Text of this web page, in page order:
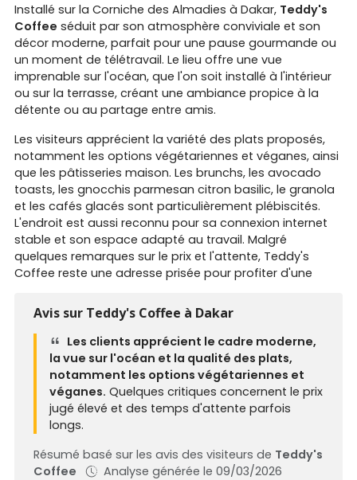
Installé sur la Corniche des Almadies à Dakar, Teddy's
Coffee séduit par son atmosphère conviviale et son
décor moderne, parfait pour une pause gourmande ou
un moment de télétravail. Le lieu offre une vue
imprenable sur l'océan, que l'on soit installé à l'intérieur
ou sur la terrasse, créant une ambiance propice à la
détente ou au partage entre amis.
Les visiteurs apprécient la variété des plats proposés,
notamment les options végétariennes et véganes, ainsi
que les pâtisseries maison. Les brunchs, les avocado
toasts, les gnocchis parmesan citron basilic, le granola
et les cafés glacés sont particulièrement plébiscités.
L'endroit est aussi reconnu pour sa connexion internet
stable et son espace adapté au travail. Malgré
quelques remarques sur le prix et l'attente, Teddy's
Coffee reste une adresse prisée pour profiter d'une
Avis sur Teddy's Coffee à Dakar
Les clients apprécient le cadre moderne,
la vue sur l'océan et la qualité des plats,
notamment les options végétariennes et
véganes. Quelques critiques concernent le prix
jugé élevé et des temps d'attente parfois
longs.
Résumé basé sur les avis des visiteurs de Teddy's
Coffee
Analyse générée le 09/03/2026